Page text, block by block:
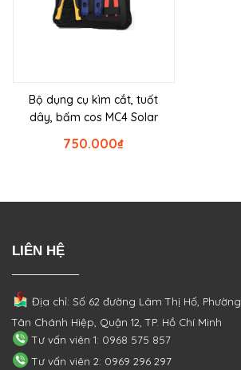
Bộ dụng cụ kìm cắt, tuốt
dây, bấm cos MC4 Solar
₫
750.000
LIÊN HỆ
Địa chỉ: Số 62 đường Lâm Thị Hố, Phường
Tân Chánh Hiệp, Quận 12, TP. Hồ Chí Minh
Tư vấn viên 1: 0968 575 857
Tư vấn viên 2: 0969 296 297